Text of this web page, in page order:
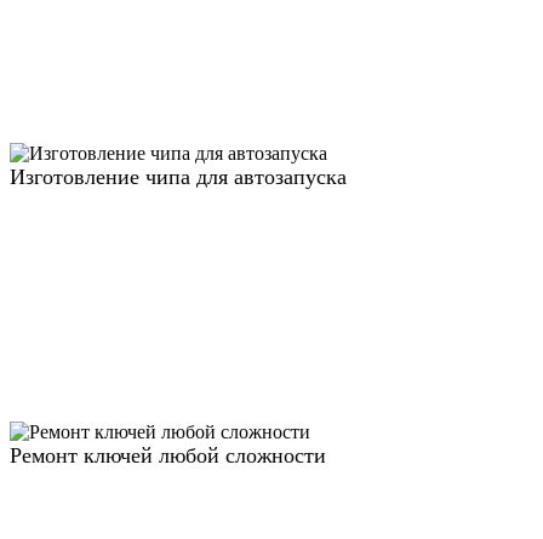
Изготовление чипа для автозапуска
Ремонт ключей любой сложности